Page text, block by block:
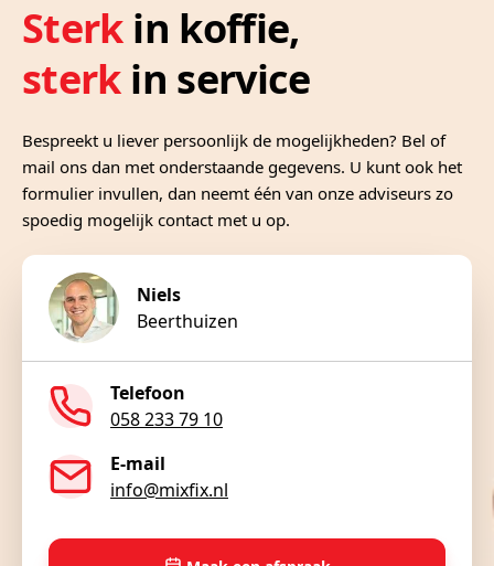
Sterkin koffie,
sterkin service
Bespreekt u liever persoonlijk de mogelijkheden? Bel of
mail ons dan met onderstaande gegevens. U kunt ook het
formulier invullen, dan neemt één van onze adviseurs zo
spoedig mogelijk contact met u op.
Niels
Beerthuizen
Telefoon
058 233 79 10
E-mail
info@mixfix.nl